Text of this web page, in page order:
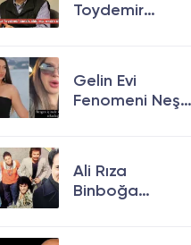
Toydemir
Gelin Evi
Fenomeni Neşe
neden öldü?
Ali Rıza
Binboğa